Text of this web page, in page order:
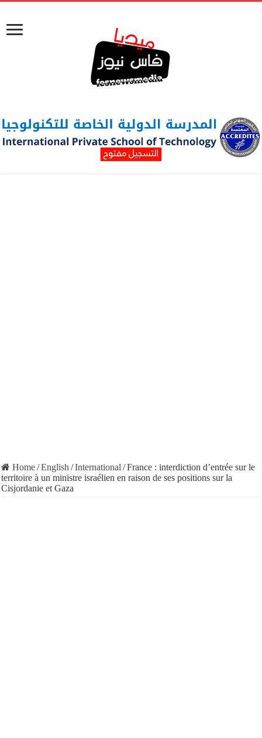
Home/English /International /France : interdiction d’entrée sur le
territoire à un ministre israélien en raison de ses positions sur la
Cisjordanie et Gaza